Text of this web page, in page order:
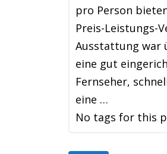
pro Person
Preis-Leistungs-
Ausstattung war
eine gut
Fernseher,
eine …
No tags for this